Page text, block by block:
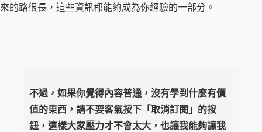
來的路很長，這些資訊都能夠成為你經驗的一部分。
不過，如果你覺得內容普通，沒有學到什麼有價
值的東西，請不要客氣按下「取消訂閱」的按
鈕，這樣大家壓力才不會太大，也讓我能夠讓我